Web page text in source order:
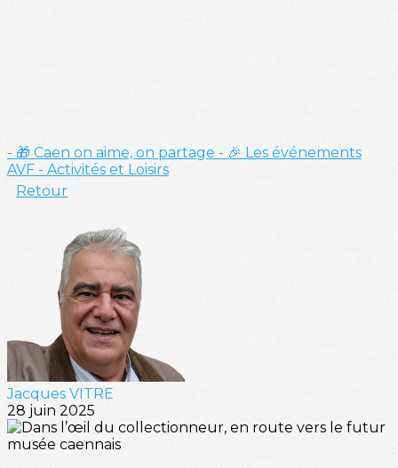
- 🎁 Caen on aime, on partage - 🎉 Les événements
AVF - Activités et Loisirs
Retour
Jacques VITRE
28 juin 2025